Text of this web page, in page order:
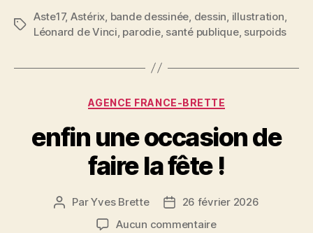
c
e
b
k
itt
er
ai
l
er
es
t
rt
a
g
Étiquettes
Aste17, Astérix bande dessinée dessin illustration
Léonard de Vinci parodie, santé publique, surpoids
Catégories
AGENCE FRANCE-BRETTE
enfin une occasion de
faire la fête !
Auteur
ParYves Brette
Date26 février 2026
Aucun commentairesur